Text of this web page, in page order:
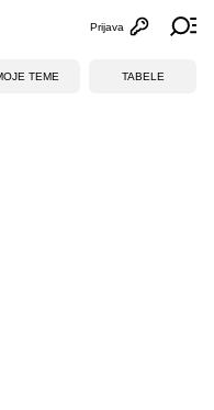
Otvori
Prijava
TEME TABELE